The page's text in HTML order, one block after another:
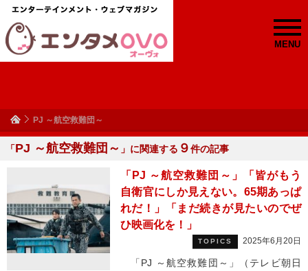
MENU
PJ ～航空救難団～
「PJ ～航空救難団～ 」に関連する ９件の記事
「PJ ～航空救難団～」「皆がもう
自衛官にしか見えない。65期あっぱ
れだ！」「まだ続きが見たいのでぜ
ひ映画化を！」
TOPICS 2025年6月20日
「PJ ～航空救難団～」（テレビ朝日